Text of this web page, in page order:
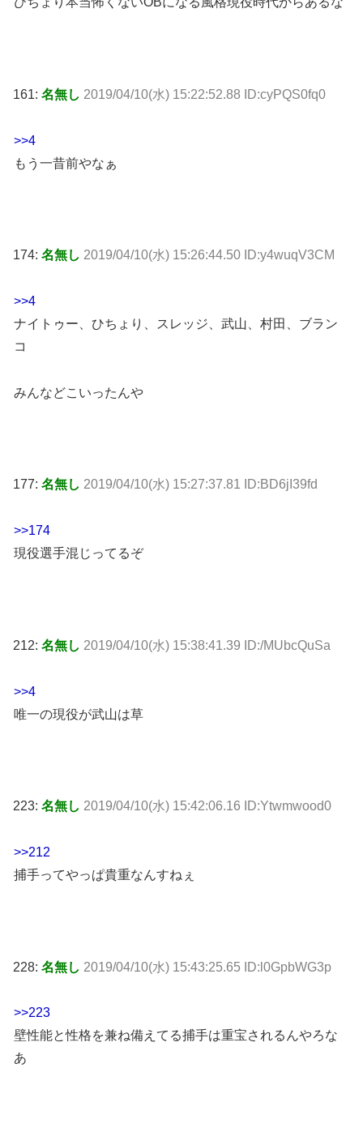
161: 名無し 2019/04/10(水) 15:22:52.88 ID:cyPQS0fq0
>>4
もう一昔前やなぁ
174: 名無し 2019/04/10(水) 15:26:44.50 ID:y4wuqV3CM
>>4
ナイトゥー、ひちょり、スレッジ、武山、村田、ブラン
コ
みんなどこいったんや
177: 名無し 2019/04/10(水) 15:27:37.81 ID:BD6jI39fd
>>174
現役選手混じってるぞ
212: 名無し 2019/04/10(水) 15:38:41.39 ID:/MUbcQuSa
>>4
唯一の現役が武山は草
223: 名無し 2019/04/10(水) 15:42:06.16 ID:Ytwmwood0
>>212
捕手ってやっぱ貴重なんすねぇ
228: 名無し 2019/04/10(水) 15:43:25.65 ID:l0GpbWG3p
>>223
壁性能と性格を兼ね備えてる捕手は重宝されるんやろな
あ